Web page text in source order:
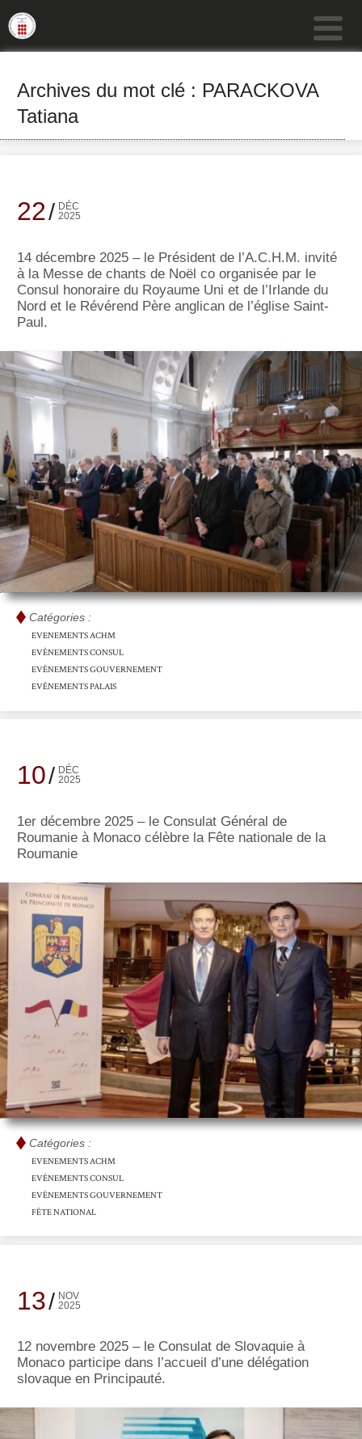
Archives du mot clé : PARACKOVA
Tatiana
22
DÉC
2025
14 décembre 2025 – le Président de l’A.C.H.M. invité
à la Messe de chants de Noël co organisée par le
Consul honoraire du Royaume Uni et de l’Irlande du
Nord et le Révérend Père anglican de l’église Saint-
Paul.
Catégories :
EVENEMENTS ACHM
EVÈNEMENTS CONSUL
EVÈNEMENTS GOUVERNEMENT
EVÈNEMENTS PALAIS
10
DÉC
2025
1er décembre 2025 – le Consulat Général de
Roumanie à Monaco célèbre la Fête nationale de la
Roumanie
Catégories :
EVENEMENTS ACHM
EVÈNEMENTS CONSUL
EVÈNEMENTS GOUVERNEMENT
FÊTE NATIONAL
13
NOV
2025
12 novembre 2025 – le Consulat de Slovaquie à
Monaco participe dans l’accueil d’une délégation
slovaque en Principauté.